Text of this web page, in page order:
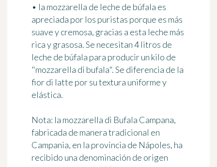
• la mozzarella de leche de búfala es
apreciada por los puristas porque es más
suave y cremosa, gracias a esta leche más
rica y grasosa. Se necesitan 4 litros de
leche de búfala para producir un kilo de
"mozzarella di bufala". Se diferencia de la
fior di latte por su textura uniforme y
elástica.
Nota: la mozzarella di Bufala Campana,
fabricada de manera tradicional en
Campania, en la provincia de Nápoles, ha
recibido una denominación de origen